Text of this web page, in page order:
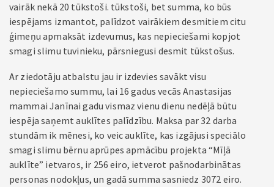
vairāk nekā 20 tūkstoši. tūkstoši, bet summa, ko būs
iespējams izmantot, palīdzot vairākiem desmitiem citu
ģimeņu apmaksāt izdevumus, kas nepieciešami kopjot
smagi slimu tuvinieku, pārsniegusi desmit tūkstošus.
Ar ziedotāju atbalstu jau ir izdevies savākt visu
nepieciešamo summu, lai 16 gadus vecās Anastasijas
mammai Janīnai gadu vismaz vienu dienu nedēļā būtu
iespēja saņemt auklītes palīdzību. Maksa par 32 darba
stundām ik mēnesi, ko veic auklīte, kas izgājusi speciālo
smagi slimu bērnu aprūpes apmācību projekta “Mīļā
auklīte” ietvaros, ir 256 eiro, ietverot pašnodarbinātas
personas nodokļus, un gadā summa sasniedz 3072 eiro.